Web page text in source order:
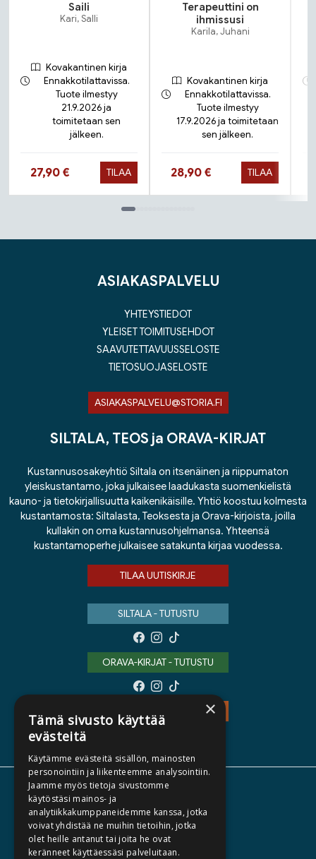
Saili
Kari, Salli
Kovakantinen kirja
Ennakkotilattavissa.
Tuote ilmestyy
21.9.2026 ja
toimitetaan sen
jälkeen.
Hinta nyt
27,90 € TILAA
Terapeuttini on
ihmissusi
Karila, Juhani
Kovakantinen kirja
Ennakkotilattavissa.
Tuote ilmestyy
17.9.2026 ja toimitetaan
sen jälkeen.
Hinta nyt
28,90 € TILAA
ASIAKASPALVELU
YHTEYSTIEDOT
YLEISET TOIMITUSEHDOT
SAAVUTETTAVUUSSELOSTE
TIETOSUOJASELOSTE
ASIAKASPALVELU@STORIA.FI
SILTALA, TEOS ja ORAVA-KIRJAT
Kustannusosakeyhtiö Siltala on itsenäinen ja riippumaton
yleiskustantamo, joka julkaisee laadukasta suomenkielistä
kauno- ja tietokirjallisuutta kaikenikäisille. Yhtiö koostuu kolmesta
kustantamosta: Siltalasta, Teoksesta ja Orava-kirjoista, joilla
kullakin on oma kustannusohjelmansa. Yhteensä
kustantamoperhe julkaisee satakunta kirjaa vuodessa.
TILAA UUTISKIRJE
SILTALA - TUTUSTU
ORAVA-KIRJAT - TUTUSTU
TIETOA MEISTÄ
TEKIJÄT
KATALOGIT
AJANKOHTAISTA
×
Tämä sivusto käyttää
evästeitä
Käytämme evästeitä sisällön, mainosten
personointiin ja liikenteemme analysointiin.
Jaamme myös tietoja sivustomme
käytöstäsi mainos- ja
analytiikkakumppaneidemme kanssa, jotka
voivat yhdistää ne muihin tietoihin, jotka
olet heille antanut tai joita he ovat
keränneet käyttäessäsi palveluitaan.